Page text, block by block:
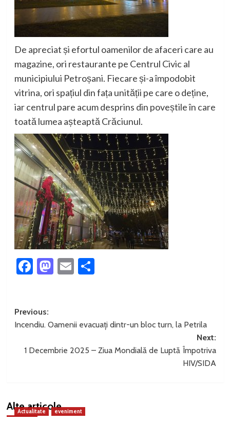
De apreciat și efortul oamenilor de afaceri care au
magazine, ori restaurante pe Centrul Civic al
municipiului Petroșani. Fiecare și-a împodobit
vitrina, ori spațiul din fața unității pe care o deține,
iar centrul pare acum desprins din poveștile în care
toată lumea așteaptă Crăciunul.
Facebook
Mastodon
EmailPartajează
Post
navigation
Previous:
Incendiu. Oamenii evacuați dintr-un bloc turn, la Petrila
Next:
1 Decembrie 2025 – Ziua Mondială de Luptă Împotriva
HIV/SIDA
Alte articole
Actualitate eveniment